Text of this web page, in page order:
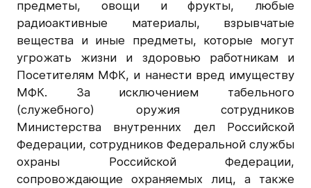
предметы, овощи и фрукты, любые
радиоактивные материалы, взрывчатые
вещества и иные предметы, которые могут
угрожать жизни и здоровью работникам и
Посетителям МФК, и нанести вред имуществу
МФК. За исключением табельного
(служебного) оружия сотрудников
Министерства внутренних дел Российской
Федерации, сотрудников Федеральной службы
охраны Российской Федерации,
сопровождающие охраняемых лиц, а также